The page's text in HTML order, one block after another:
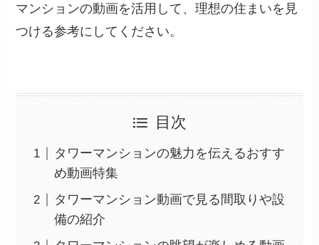
マンションの動画を活用して、理想の住まいを見
つける参考にしてください。
目次
タワーマンションの魅力を伝えるおすす
め動画特集
タワーマンション動画で見る間取りや設
備の紹介